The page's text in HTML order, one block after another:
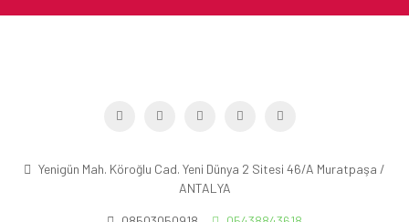
Yenigün Mah. Köroğlu Cad. Yeni Dünya 2 Sitesi 46/A Muratpaşa /
ANTALYA